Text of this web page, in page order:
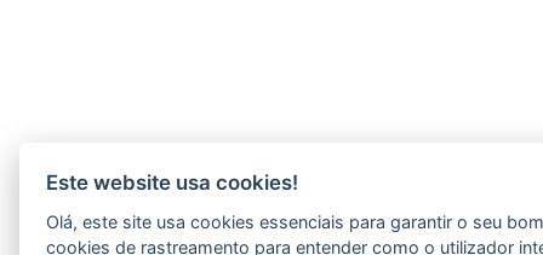
Este website usa cookies!
Olá, este site usa cookies essenciais para garantir o seu
cookies de rastreamento para entender como o utilizador